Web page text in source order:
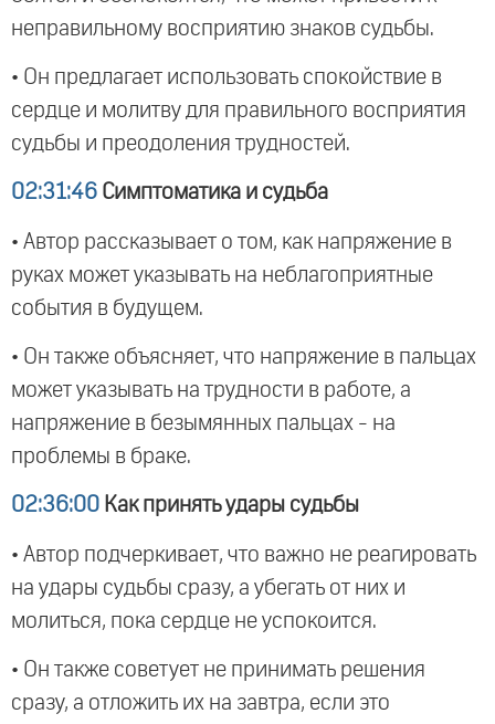
неправильному восприятию знаков судьбы.
• Он предлагает использовать спокойствие в
сердце и молитву для правильного восприятия
судьбы и преодоления трудностей.
02:31:46 Симптоматика и судьба
• Автор рассказывает о том, как напряжение в
руках может указывать на неблагоприятные
события в будущем.
• Он также объясняет, что напряжение в пальцах
может указывать на трудности в работе, а
напряжение в безымянных пальцах - на
проблемы в браке.
02:36:00 Как принять удары судьбы
• Автор подчеркивает, что важно не реагировать
на удары судьбы сразу, а убегать от них и
молиться, пока сердце не успокоится.
• Он также советует не принимать решения
сразу, а отложить их на завтра, если это